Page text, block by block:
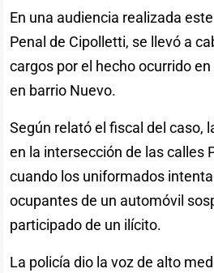
En una audiencia realizada
Penal de Cipolletti, se llevó a
cargos por el hecho ocurrido
en barrio Nuevo.
Según relató el fiscal del caso,
en la intersección de las calles
cuando los uniformados
ocupantes de un automóvil
participado de un ilícito.
La policía dio la voz de alto